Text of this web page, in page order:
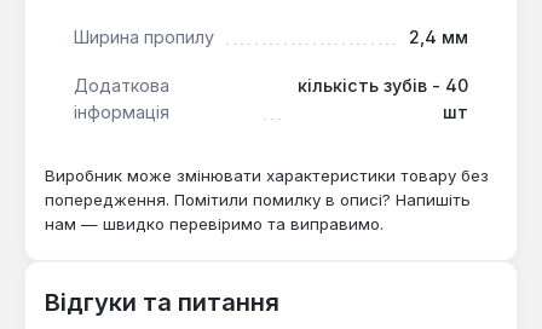
Ширина пропилу 2,4 мм
Додаткова
інформація
кількість зубів - 40
шт
Виробник може змінювати характеристики товару без
попередження. Помітили помилку в описі? Напишіть
нам — швидко перевіримо та виправимо.
Відгуки та питання